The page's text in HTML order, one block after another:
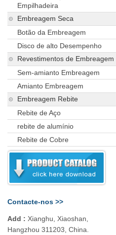
Empilhadeira
Embreagem Seca
Botão da Embreagem
Disco de alto Desempenho
Revestimentos de Embreagem
Sem-amianto Embreagem
Amianto Embreagem
Embreagem Rebite
Rebite de Aço
rebite de alumínio
Rebite de Cobre
Contacte-nos >>
Add : Xianghu, Xiaoshan,
Hangzhou 311203, China.